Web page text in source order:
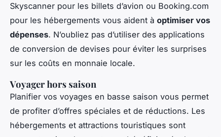
Skyscanner pour les billets d’avion ou Booking.com
pour les hébergements vous aident à optimiser vos
dépenses. N’oubliez pas d’utiliser des applications
de conversion de devises pour éviter les surprises
sur les coûts en monnaie locale.
Voyager hors saison
Planifier vos voyages en basse saison vous permet
de profiter d’offres spéciales et de réductions. Les
hébergements et attractions touristiques sont